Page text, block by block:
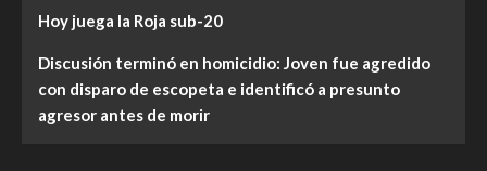
Hoy juega la Roja sub-20
Discusión terminó en homicidio: Joven fue agredido
con disparo de escopeta e identificó a presunto
agresor antes de morir